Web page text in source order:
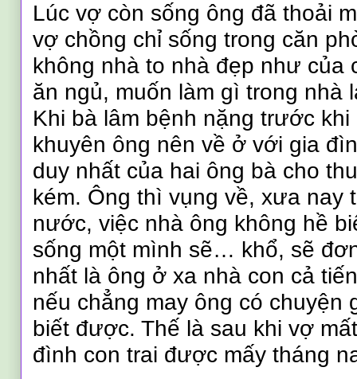
Lúc vợ còn sống ông đã thoải
vợ chồng chỉ sống trong căn
không nhà to nhà đẹp như của
ăn ngủ, muốn làm gì trong nhà
Khi bà lâm bệnh nặng trước
khuyên ông nên về ở với gia
duy nhất của hai ông bà cho
kém. Ông thì vụng về, xưa nay
nước, việc nhà ông không hề
sống một mình sẽ… khổ, sẽ
nhất là ông ở xa nhà con cả
nếu chẳng may ông có chuyện
biết được. Thế là sau khi vợ
đình con trai được mấy tháng